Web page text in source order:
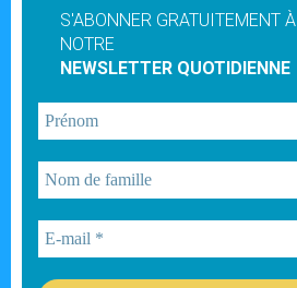
S'ABONNER GRATUITEMENT À
NOTRE
NEWSLETTER QUOTIDIENNE